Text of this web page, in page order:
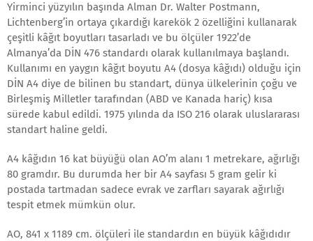
Yirminci yüzyılın başında Alman Dr. Walter Postmann,
Lichtenberg’in ortaya çıkardığı karekök 2 özelliğini kullanarak
çeşitli kâğıt boyutları tasarladı ve bu ölçüler 1922’de
Almanya’da DİN 476 standardı olarak kullanılmaya başlandı.
Kullanımı en yaygın kâğıt boyutu A4 (dosya kâğıdı) olduğu için
DİN A4 diye de bilinen bu standart, dünya ülkelerinin çoğu ve
Birleşmiş Milletler tarafından (ABD ve Kanada hariç) kısa
sürede kabul edildi. 1975 yılında da ISO 216 olarak uluslararası
standart haline geldi.
A4 kâğıdın 16 kat büyüğü olan AO’m alanı 1 metrekare, ağırlığı
80 gramdır. Bu durumda her bir A4 sayfası 5 gram gelir ki
postada tartmadan sadece evrak ve zarfları sayarak ağırlığı
tespit etmek mümkün olur.
AO, 841 x 1189 cm. ölçüleri ile standardın en büyük kâğıdıdır